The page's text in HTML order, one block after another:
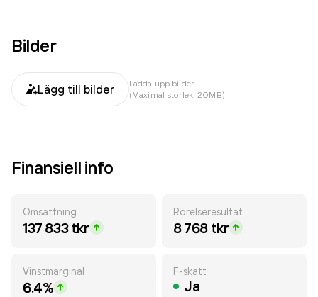
Bilder
Lägg till bilder
Ladda upp bilder
(Maximal storlek: 20MB)
Finansiell info
Omsättning
137 833 tkr
Rörelseresultat
8 768 tkr
Vinstmarginal
6.4%
F-skatt
Ja